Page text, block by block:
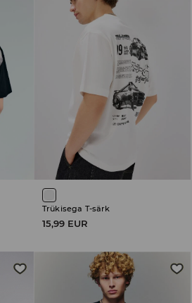
Trükisega T-särk
15,99 EUR